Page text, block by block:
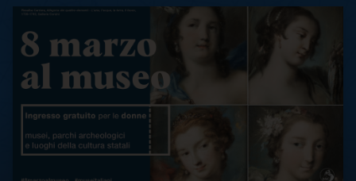
8 MARZO 2024 -